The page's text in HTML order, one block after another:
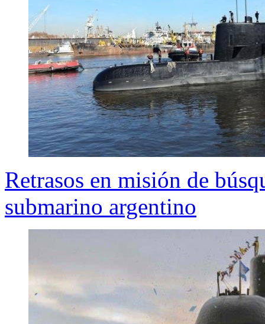
Retrasos en misión de
submarino argentino